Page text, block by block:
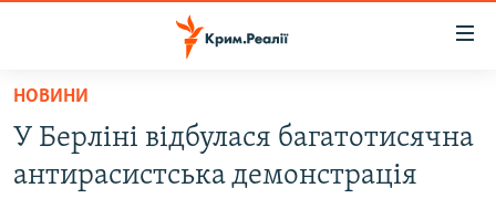
Перейти
основного
матеріалу
ВОДА.КРИМ
ВІДЕО ТА ФОТО
НОВИНИ
У Берліні відбулася багатотисячна
антирасистська демонстрація